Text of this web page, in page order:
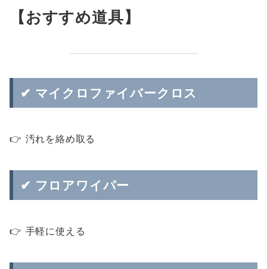
【おすすめ道具】
✔ マイクロファイバークロス
👉 汚れを絡め取る
✔ フロアワイパー
👉 手軽に使える